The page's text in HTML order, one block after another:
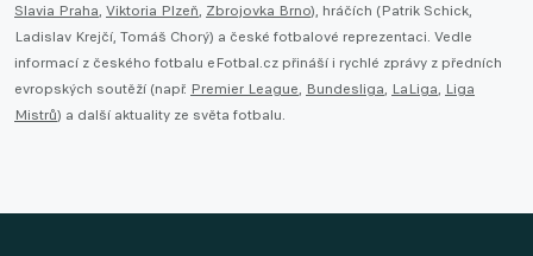
Slavia Praha, Viktoria Plzeň, Zbrojovka Brno), hráčích (Patrik Schick,
Ladislav Krejčí, Tomáš Chorý) a české fotbalové reprezentaci. Vedle
informací z českého fotbalu eFotbal.cz přináší i rychlé zprávy z předních
evropských soutěží (např. Premier League, Bundesliga, LaLiga, Liga
Mistrů) a další aktuality ze světa fotbalu.